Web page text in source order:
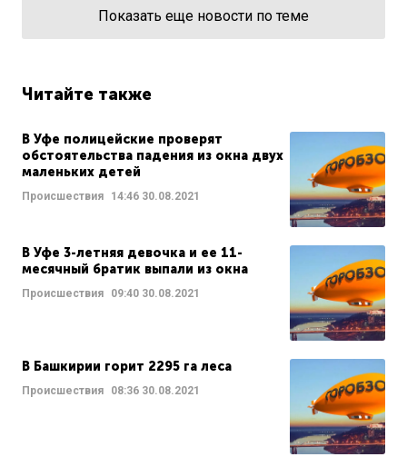
Показать еще новости по теме
Читайте также
В Уфе полицейские проверят
обстоятельства падения из окна двух
маленьких детей
Происшествия 14:46 30.08.2021
В Уфе 3-летняя девочка и ее 11-
месячный братик выпали из окна
Происшествия 09:40 30.08.2021
В Башкирии горит 2295 га леса
Происшествия 08:36 30.08.2021